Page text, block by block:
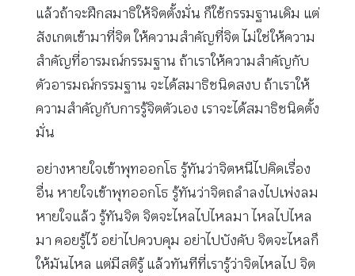
แล้วถ้าจะฝึกสมาธิให้จิตตั้งมั่น ก็ใช้กรรมฐานเดิม แต่
สังเกตเข้ามาที่จิต ให้ความสำคัญที่จิต ไม่ใช่ให้ความ
สำคัญที่อารมณ์กรรมฐาน ถ้าเราให้ความสำคัญกับ
ตัวอารมณ์กรรมฐาน จะได้สมาธิชนิดสงบ ถ้าเราให้
ความสำคัญกับการรู้จิตตัวเอง เราจะได้สมาธิชนิดตั้ง
มั่น
อย่างหายใจเข้าพุทออกโธ รู้ทันว่าจิตหนีไปคิดเรื่อง
อื่น หายใจเข้าพุทออกโธ รู้ทันว่าจิตถลำลงไปเพ่งลม
หายใจแล้ว รู้ทันจิต จิตจะไหลไปไหลมา ไหลไปไหล
มา คอยรู้ไว้ อย่าไปควบคุม อย่าไปบังคับ จิตจะไหลก็
ให้มันไหล แต่มีสติรู้ แล้วทันทีที่เรารู้ว่าจิตไหลไป จิต